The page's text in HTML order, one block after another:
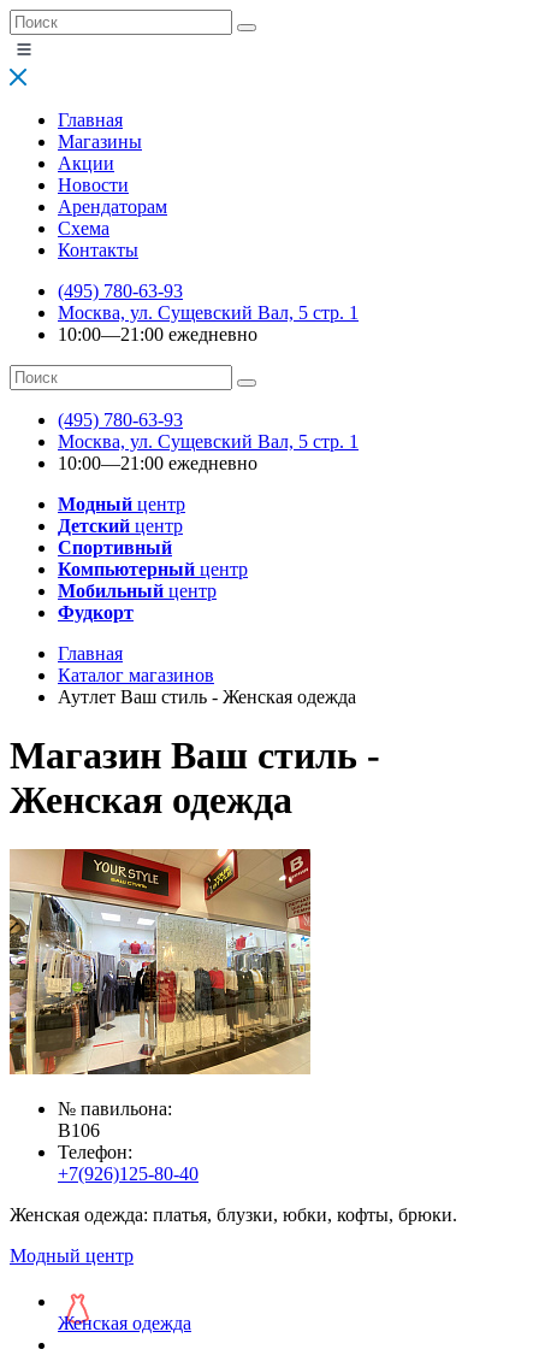
Главная
Магазины
Акции
Новости
Арендаторам
Схема
Контакты
(495) 780-63-93
Москва, ул. Сущевский Вал, 5 стр. 1
10:00—21:00 ежедневно
(495) 780-63-93
Москва, ул. Сущевский Вал, 5 стр. 1
10:00—21:00 ежедневно
Модный центр
Детский центр
Спортивный
Компьютерный центр
Мобильный центр
Фудкорт
Главная
Каталог магазинов
Аутлет Ваш стиль - Женская одежда
Магазин Ваш стиль -
Женская одежда
№ павильона:
B106
Телефон:
+7(926)125-80-40
Женская одежда: платья, блузки, юбки, кофты, брюки.
Модный центр
Женская одежда